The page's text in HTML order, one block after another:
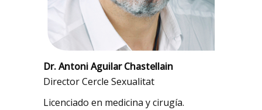
Dr. Antoni Aguilar Chastellain
Director Cercle Sexualitat
Licenciado en medicina y cirugía.